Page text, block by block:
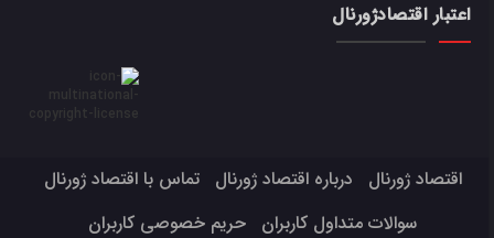
اعتبار اقتصادژورنال
اقتصاد ژورنال درباره اقتصاد ژورنال
تماس با اقتصاد ژورنال
سوالات متداول کاربران
حریم خصوصی کاربران